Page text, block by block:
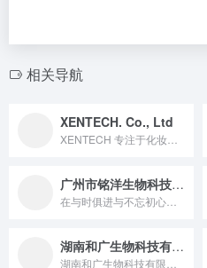
相关导航
XENTECH. Co., Ltd
广州市铭洋生物科技有限公司
湖南和广生物科技有限公司